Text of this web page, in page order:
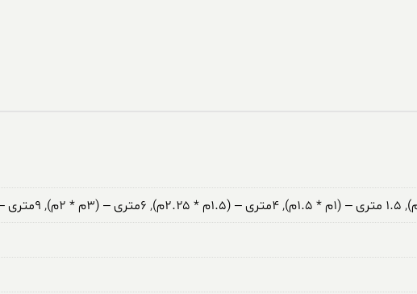
, ۱.۵ متری – (۱م * ۱.۵م) ,۴متری – (۱.۵م * ۲.۲۵م) , ۶متری – (۳م * ۲م) , ۹متری – (۳.۵م * ۲.۵م)